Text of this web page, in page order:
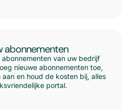
abonnementen
abonnementen van uw bedrijf
nieuwe abonnementen toe,
en houd de kosten bij, alles
portal.